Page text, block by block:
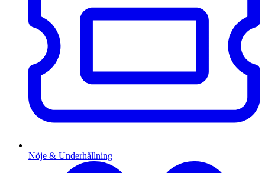
Nöje & Underhållning